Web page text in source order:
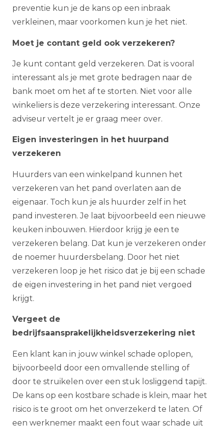
preventie kun je de kans op een inbraak
verkleinen, maar voorkomen kun je het niet.
Moet je contant geld ook verzekeren?
Je kunt contant geld verzekeren. Dat is vooral
interessant als je met grote bedragen naar de
bank moet om het af te storten. Niet voor alle
winkeliers is deze verzekering interessant. Onze
adviseur vertelt je er graag meer over.
Eigen investeringen in het huurpand
verzekeren
Huurders van een winkelpand kunnen het
verzekeren van het pand overlaten aan de
eigenaar. Toch kun je als huurder zelf in het
pand investeren. Je laat bijvoorbeeld een nieuwe
keuken inbouwen. Hierdoor krijg je een te
verzekeren belang. Dat kun je verzekeren onder
de noemer huurdersbelang. Door het niet
verzekeren loop je het risico dat je bij een schade
de eigen investering in het pand niet vergoed
krijgt.
Vergeet de
bedrijfsaansprakelijkheidsverzekering niet
Een klant kan in jouw winkel schade oplopen,
bijvoorbeeld door een omvallende stelling of
door te struikelen over een stuk losliggend tapijt.
De kans op een kostbare schade is klein, maar het
risico is te groot om het onverzekerd te laten. Of
een werknemer maakt een fout waar schade uit